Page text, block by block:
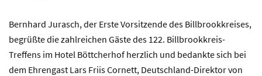
Bernhard Jurasch, der Erste Vorsitzende des Billbrookkreises,
begrüßte die zahlreichen Gäste des 122. Billbrookkreis-
Treffens im Hotel Böttcherhof herzlich und bedankte sich bei
dem Ehrengast Lars Friis Cornett, Deutschland-Direktor von